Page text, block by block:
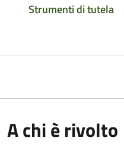
Strumenti di tutela
A chi è rivolto